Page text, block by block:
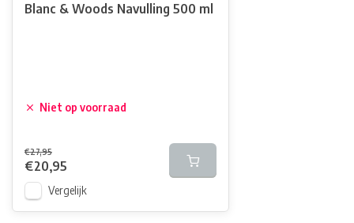
Blanc & Woods Navulling 500 ml
Niet op voorraad
€27,95
€20,95
Vergelijk